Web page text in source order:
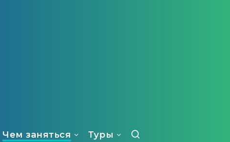
Чем заняться Туры